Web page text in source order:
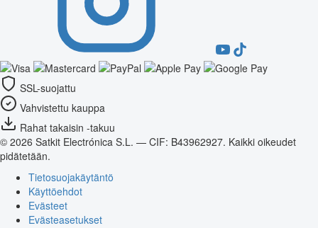
SSL-suojattu
Vahvistettu kauppa
Rahat takaisin -takuu
© 2026 Satkit Electrónica S.L. — CIF: B43962927. Kaikki oikeudet
pidätetään.
Tietosuojakäytäntö
Käyttöehdot
Evästeet
Evästeasetukset